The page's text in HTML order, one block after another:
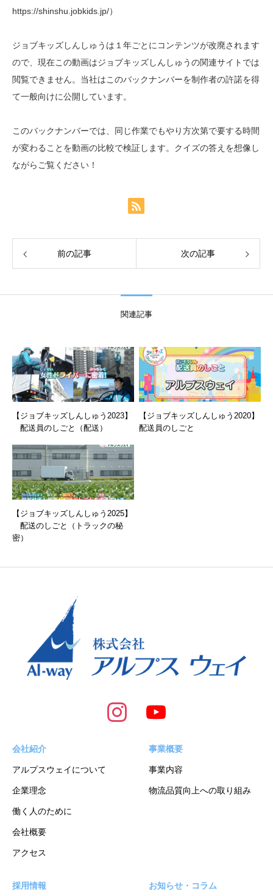
https://shinshu.jobkids.jp/）
ジョブキッズしんしゅうは１年ごとにコンテンツが改廃されます
ので、現在この動画はジョブキッズしんしゅうの関連サイトでは
閲覧できません。当社はこのバックナンバーを制作者の許諾を得
て一般向けに公開しています。
このバックナンバーでは、同じ作業でもやり方次第で要する時間
が変わることを動画の比較で検証します。クイズの答えを想像し
ながらご覧ください！
前の記事 次の記事
関連記事
【ジョブキッズしんしゅう2023】
配送員のしごと（配送）
【ジョブキッズしんしゅう2020】
配送員のしごと
【ジョブキッズしんしゅう2025】
配送のしごと（トラックの秘
密）
会社紹介
アルプスウェイについて
企業理念
働く人のために
会社概要
アクセス
事業概要
事業内容
物流品質向上への取り組み
採用情報 お知らせ・コラム